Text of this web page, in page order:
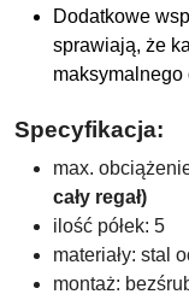
Dodatkowe
sprawiają, że
maksymalnego
Specyfikacja:
max.
cały regał)
ilość półek: 5
materiały: stal
montaż: